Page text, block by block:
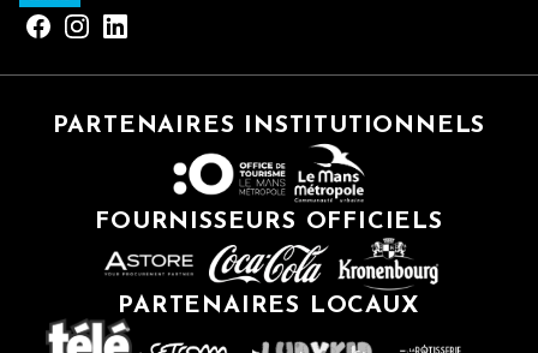
PARTENAIRES INSTITUTIONNELS
FOURNISSEURS OFFICIELS
PARTENAIRES LOCAUX